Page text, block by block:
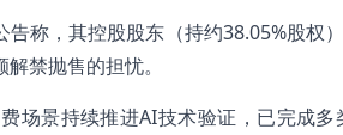
称，其控股股东（持约38.05%股权
禁抛售的担忧。
场景持续推进AI技术验证，已完成